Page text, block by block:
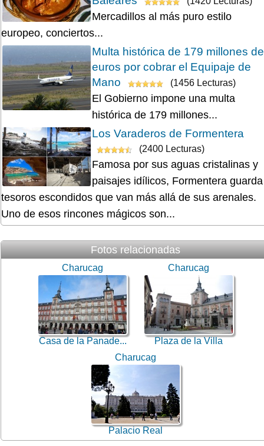
Mercadillos al más puro estilo
europeo, conciertos...
Multa histórica de 179 millones de
euros por cobrar el Equipaje de
Mano
(1456 Lecturas)
El Gobierno impone una multa
histórica de 179 millones...
Los Varaderos de Formentera
(2400 Lecturas)
Famosa por sus aguas cristalinas y
paisajes idílicos, Formentera guarda
tesoros escondidos que van más allá de sus arenales.
Uno de esos rincones mágicos son...
Fotos relacionadas
Charucag
Casa de la Panade...
Charucag
Plaza de la Villa
Charucag
Palacio Real